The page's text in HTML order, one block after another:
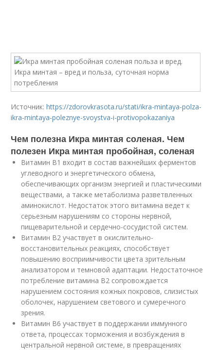
Источник:https://zdorovkrasota.ru/stati/ikra-mintaya-polza-
ikra-mintaya-poleznye-svoystva-i-protivopokazaniya
Чем полезна Икра минтая соленая. Чем
полезен Икра минтая пробойная, соленая
Витамин В1 входит в состав важнейших ферментов
углеводного и энергетического обмена,
обеспечивающих организм энергией и пластическими
веществами, а также метаболизма разветвленных
аминокислот. Недостаток этого витамина ведет к
серьезным нарушениям со стороны нервной,
пищеварительной и сердечно-сосудистой систем.
Витамин В2 участвует в окислительно-
восстановительных реакциях, способствует
повышению восприимчивости цвета зрительным
анализатором и темновой адаптации. Недостаточное
потребление витамина В2 сопровождается
нарушением состояния кожных покровов, слизистых
оболочек, нарушением светового и сумеречного
зрения.
Витамин В6 участвует в поддержании иммунного
ответа, процессах торможения и возбуждения в
центральной нервной системе, в превращениях